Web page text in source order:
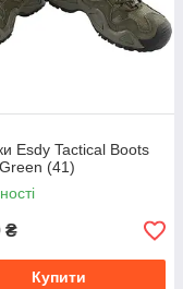
Esdy Tactical Boots
(41)
₴
Купити